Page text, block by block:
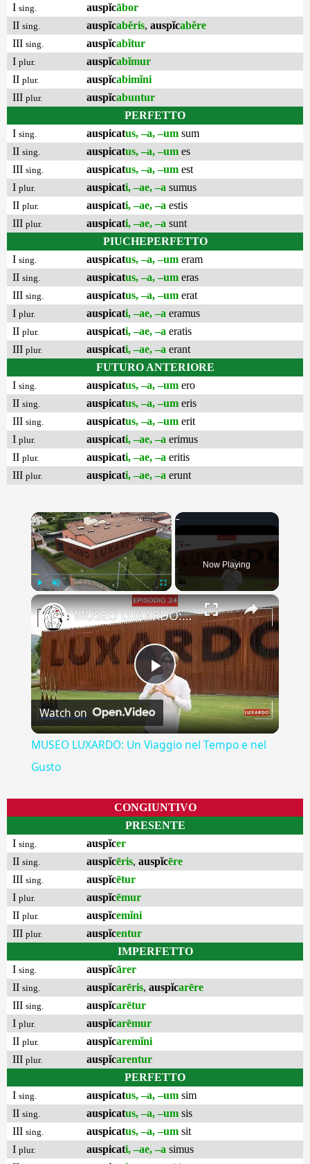
I sing. auspĭcābor
II sing. auspĭcabĕris, auspĭcabĕre
III sing. auspĭcabĭtur
I plur. auspĭcabĭmur
II plur. auspĭcabimĭni
III plur. auspĭcabuntur
PERFETTO
I sing. auspicatus, –a, –um sum
II sing. auspicatus, –a, –um es
III sing. auspicatus, –a, –um est
I plur. auspicati, –ae, –a sumus
II plur. auspicati, –ae, –a estis
III plur. auspicati, –ae, –a sunt
PIUCHEPERFETTO
I sing. auspicatus, –a, –um eram
II sing. auspicatus, –a, –um eras
III sing. auspicatus, –a, –um erat
I plur. auspicati, –ae, –a eramus
II plur. auspicati, –ae, –a eratis
III plur. auspicati, –ae, –a erant
FUTURO ANTERIORE
I sing. auspicatus, –a, –um ero
II sing. auspicatus, –a, –um eris
III sing. auspicatus, –a, –um erit
I plur. auspicati, –ae, –a erimus
II plur. auspicati, –ae, –a eritis
III plur. auspicati, –ae, –a erunt
×
Fullscreen
Now Playing
×
Play
Video
MUSEO LUXARDO: Un Viaggio nel Tempo e nel Gusto
Watch on
MUSEO LUXARDO: Un Viaggio nel Tempo e nel
Gusto
CONGIUNTIVO
PRESENTE
I sing. auspĭcer
II sing. auspĭcēris, auspĭcēre
III sing. auspĭcētur
I plur. auspĭcēmur
II plur. auspĭcemĭni
III plur. auspĭcentur
IMPERFETTO
I sing. auspĭcārer
II sing. auspĭcarēris, auspĭcarēre
III sing. auspĭcarētur
I plur. auspĭcarēmur
II plur. auspĭcaremĭni
III plur. auspĭcarentur
PERFETTO
I sing. auspicatus, –a, –um sim
II sing. auspicatus, –a, –um sis
III sing. auspicatus, –a, –um sit
I plur. auspicati, –ae, –a simus